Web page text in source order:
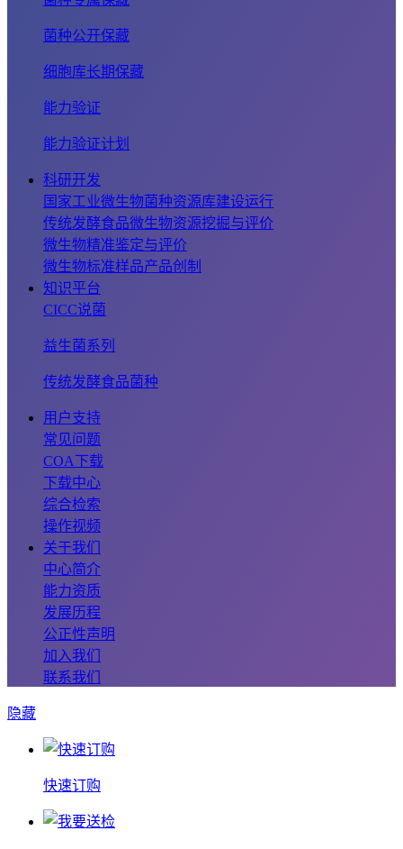
菌种公开保藏
细胞库长期保藏
能力验证
能力验证计划
科研开发
国家工业微生物菌种资源库建设运行
传统发酵食品微生物资源挖掘与评价
微生物精准鉴定与评价
微生物标准样品产品创制
知识平台
CICC说菌
益生菌系列
传统发酵食品菌种
用户支持
常见问题
COA下载
下载中心
综合检索
操作视频
关于我们
中心简介
能力资质
发展历程
公正性声明
加入我们
联系我们
隐藏
快速订购